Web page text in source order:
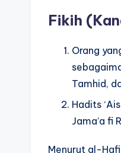
Fikih
Orang
Tamhid,
Hadits
Jama’a fi
Menurut al-